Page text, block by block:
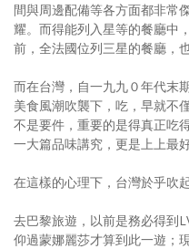
關於Yilan
個人著作
活動實況記錄
媒體報導一覽
間與周邊配備等各方面都非常
耀。而得能列入星等的餐廳中
前，全法國位列三星的餐廳，
而在台灣，自一九九０年代末
美食風潮吹襲下，吃，早就不
不是要件，重要的是得真正吃
一大篇品味講究，更是上上最好
在這樣的心理下，台灣於乎吹
去巴黎旅遊，以前是務必得到
仰過蒙娜麗莎才算到此一遊；